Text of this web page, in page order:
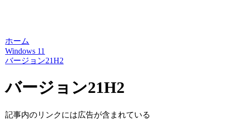
ホーム
Windows 11
バージョン21H2
バージョン21H2
記事内のリンクには広告が含まれている